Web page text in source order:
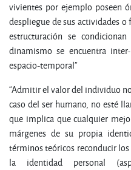
vivientes por ejemplo poseen
despliegue de sus actividades
estructuración se
dinamismo se encuentra
espacio-temporal”
“Admitir el valor del individuo
caso del ser humano, no esté
que implica que cualquier
márgenes de su propia
términos teóricos reconducir
la identidad personal